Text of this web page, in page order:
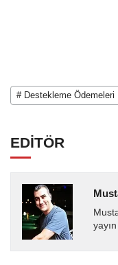
# Destekleme Ödemeleri
EDİTÖR